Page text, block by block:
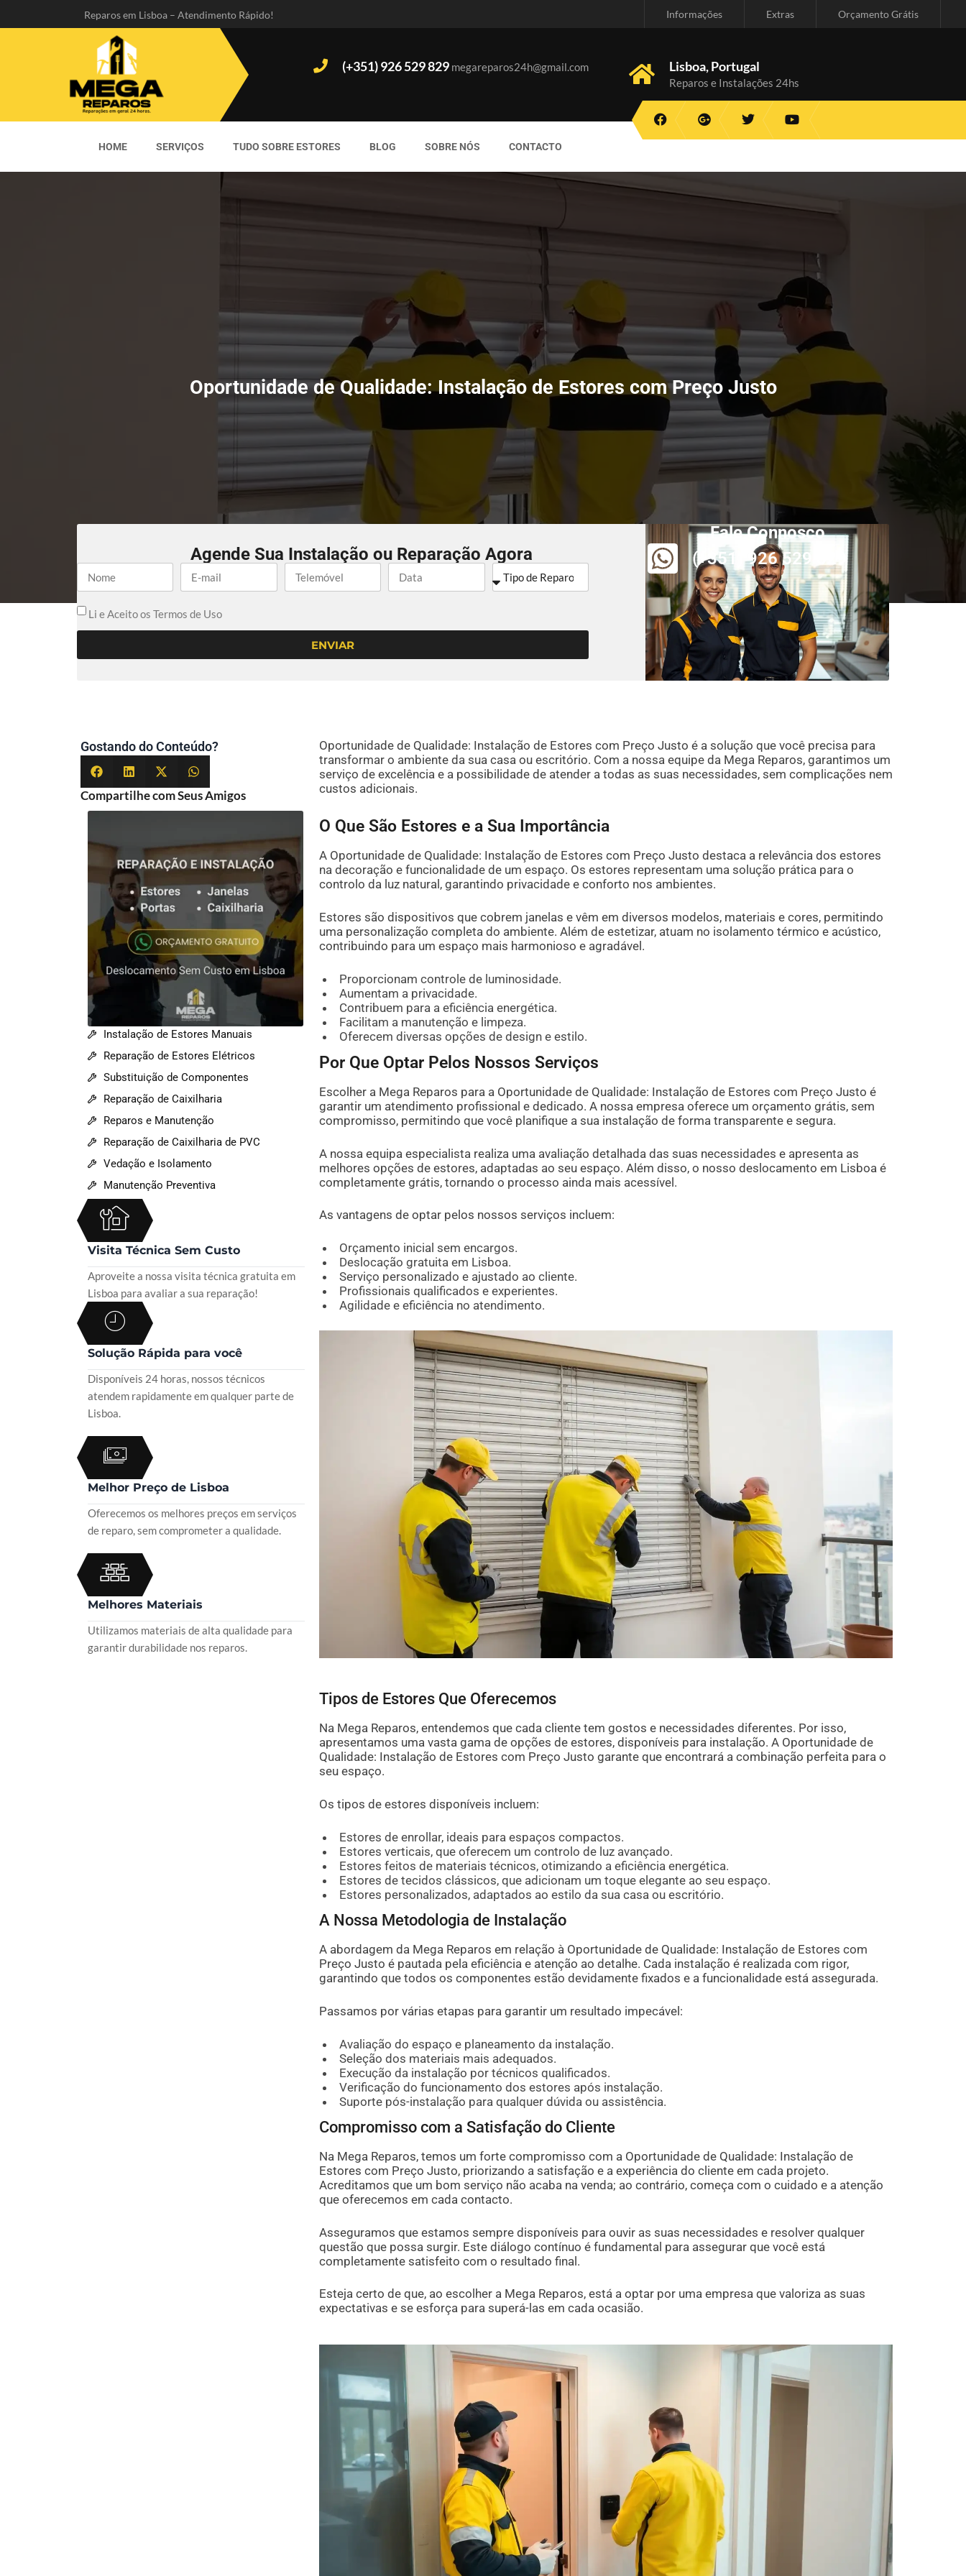
Reparos em Lisboa – Atendimento Rápido! Informações Extras Orçamento Grátis
(+351) 926 529 829 megareparos24h@gmail.com Lisboa, Portugal
Reparos e Instalações 24hs
HOME SERVIÇOS TUDO SOBRE ESTORES BLOG SOBRE NÓS CONTACTO
Oportunidade de Qualidade: Instalação de Estores com Preço Justo
Agende Sua Instalação ou Reparação Agora
Li e Aceito os Termos de Uso
ENVIAR
Fale Connosco
(+351) 926 529 829
Oportunidade de Qualidade: Instalação de Estores com Preço Justo é a solução que você precisa para
transformar o ambiente da sua casa ou escritório. Com a nossa equipe da Mega Reparos, garantimos um
serviço de excelência e a possibilidade de atender a todas as suas necessidades, sem complicações nem
custos adicionais.
O Que São Estores e a Sua Importância
A Oportunidade de Qualidade: Instalação de Estores com Preço Justo destaca a relevância dos estores
na decoração e funcionalidade de um espaço. Os estores representam uma solução prática para o
controlo da luz natural, garantindo privacidade e conforto nos ambientes.
Estores são dispositivos que cobrem janelas e vêm em diversos modelos, materiais e cores, permitindo
uma personalização completa do ambiente. Além de estetizar, atuam no isolamento térmico e acústico,
contribuindo para um espaço mais harmonioso e agradável.
Proporcionam controle de luminosidade.
Aumentam a privacidade.
Contribuem para a eficiência energética.
Facilitam a manutenção e limpeza.
Oferecem diversas opções de design e estilo.
Por Que Optar Pelos Nossos Serviços
Escolher a Mega Reparos para a Oportunidade de Qualidade: Instalação de Estores com Preço Justo é
garantir um atendimento profissional e dedicado. A nossa empresa oferece um orçamento grátis, sem
compromisso, permitindo que você planifique a sua instalação de forma transparente e segura.
A nossa equipa especialista realiza uma avaliação detalhada das suas necessidades e apresenta as
melhores opções de estores, adaptadas ao seu espaço. Além disso, o nosso deslocamento em Lisboa é
completamente grátis, tornando o processo ainda mais acessível.
As vantagens de optar pelos nossos serviços incluem:
Orçamento inicial sem encargos.
Deslocação gratuita em Lisboa.
Serviço personalizado e ajustado ao cliente.
Profissionais qualificados e experientes.
Agilidade e eficiência no atendimento.
Tipos de Estores Que Oferecemos
Na Mega Reparos, entendemos que cada cliente tem gostos e necessidades diferentes. Por isso,
apresentamos uma vasta gama de opções de estores, disponíveis para instalação. A Oportunidade de
Qualidade: Instalação de Estores com Preço Justo garante que encontrará a combinação perfeita para o
seu espaço.
Os tipos de estores disponíveis incluem:
Estores de enrollar, ideais para espaços compactos.
Estores verticais, que oferecem um controlo de luz avançado.
Estores feitos de materiais técnicos, otimizando a eficiência energética.
Estores de tecidos clássicos, que adicionam um toque elegante ao seu espaço.
Estores personalizados, adaptados ao estilo da sua casa ou escritório.
A Nossa Metodologia de Instalação
A abordagem da Mega Reparos em relação à Oportunidade de Qualidade: Instalação de Estores com
Preço Justo é pautada pela eficiência e atenção ao detalhe. Cada instalação é realizada com rigor,
garantindo que todos os componentes estão devidamente fixados e a funcionalidade está assegurada.
Passamos por várias etapas para garantir um resultado impecável:
Avaliação do espaço e planeamento da instalação.
Seleção dos materiais mais adequados.
Execução da instalação por técnicos qualificados.
Verificação do funcionamento dos estores após instalação.
Suporte pós-instalação para qualquer dúvida ou assistência.
Compromisso com a Satisfação do Cliente
Na Mega Reparos, temos um forte compromisso com a Oportunidade de Qualidade: Instalação de
Estores com Preço Justo, priorizando a satisfação e a experiência do cliente em cada projeto.
Acreditamos que um bom serviço não acaba na venda; ao contrário, começa com o cuidado e a atenção
que oferecemos em cada contacto.
Asseguramos que estamos sempre disponíveis para ouvir as suas necessidades e resolver qualquer
questão que possa surgir. Este diálogo contínuo é fundamental para assegurar que você está
completamente satisfeito com o resultado final.
Esteja certo de que, ao escolher a Mega Reparos, está a optar por uma empresa que valoriza as suas
expectativas e se esforça para superá-las em cada ocasião.
Gostando do Conteúdo?
Compartilhe com Seus Amigos
Instalação de Estores Manuais
Reparação de Estores Elétricos
Substituição de Componentes
Reparação de Caixilharia
Reparos e Manutenção
Reparação de Caixilharia de PVC
Vedação e Isolamento
Manutenção Preventiva
Visita Técnica Sem Custo
Aproveite a nossa visita técnica gratuita em
Lisboa para avaliar a sua reparação!
Solução Rápida para você
Disponíveis 24 horas, nossos técnicos
atendem rapidamente em qualquer parte de
Lisboa.
Melhor Preço de Lisboa
Oferecemos os melhores preços em serviços
de reparo, sem comprometer a qualidade.
Melhores Materiais
Utilizamos materiais de alta qualidade para
garantir durabilidade nos reparos.